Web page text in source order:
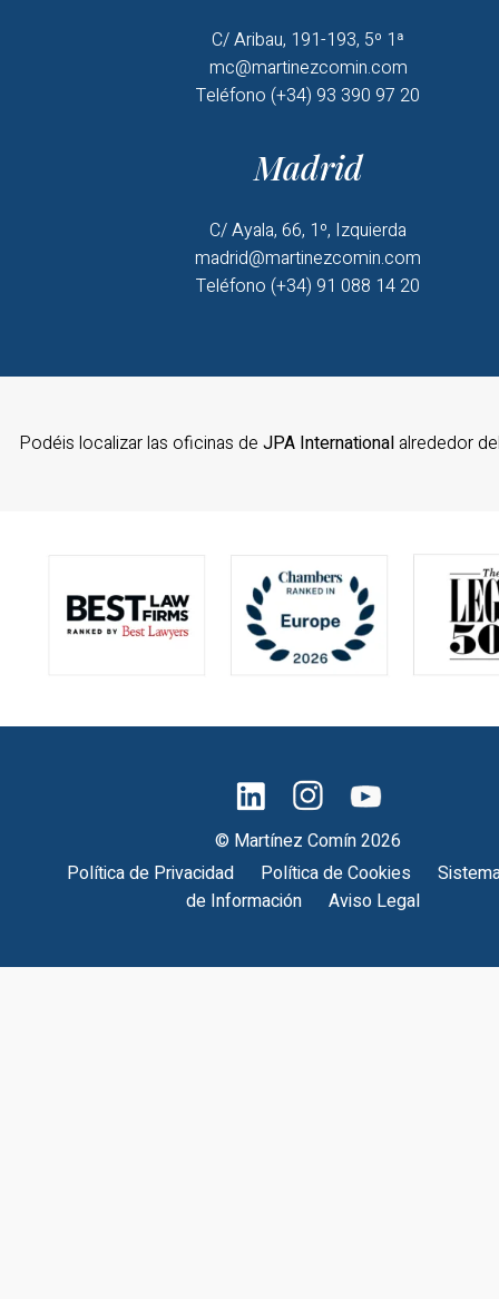
C/ Aribau, 191-193, 5º 1ª
mc@martinezcomin.com
Teléfono (+34) 93 390 97 20
Madrid
C/ Ayala, 66, 1º, Izquierda
madrid@martinezcomin.com
Teléfono (+34) 91 088 14 20
Podéis localizar las oficinas de JPA International alrededor
© Martínez Comín 2026
Política de Privacidad
Política de Cookies
de Información
Aviso Legal